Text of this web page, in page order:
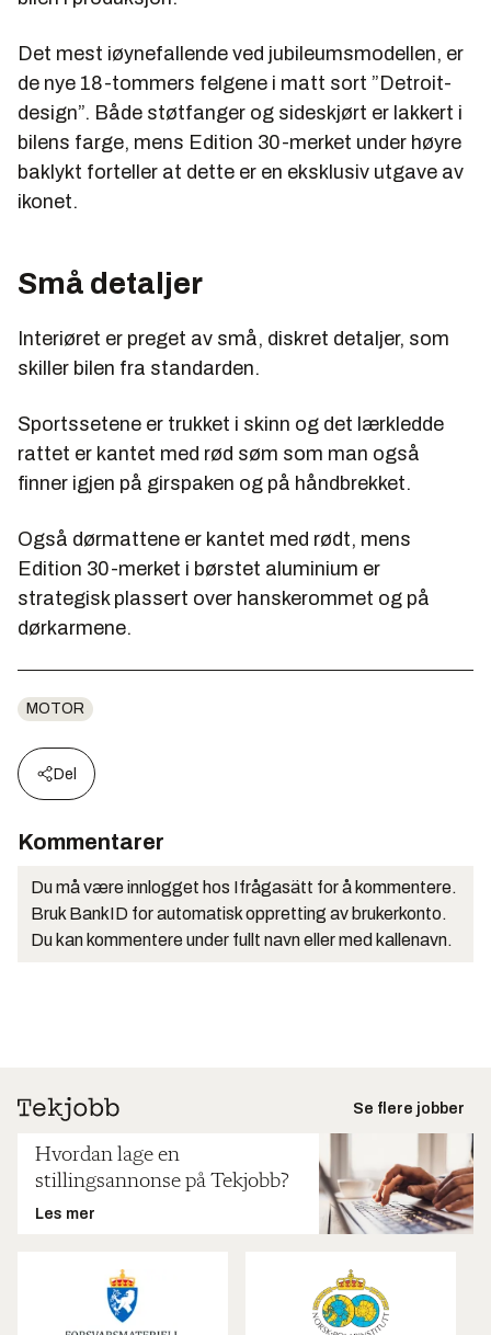
Det mest iøynefallende ved jubileumsmodellen, er
de nye 18-tommers felgene i matt sort ”Detroit-
design”. Både støtfanger og sideskjørt er lakkert i
bilens farge, mens Edition 30-merket under høyre
baklykt forteller at dette er en eksklusiv utgave av
ikonet.
Små detaljer
Interiøret er preget av små, diskret detaljer, som
skiller bilen fra standarden.
Sportssetene er trukket i skinn og det lærkledde
rattet er kantet med rød søm som man også
finner igjen på girspaken og på håndbrekket.
Også dørmattene er kantet med rødt, mens
Edition 30-merket i børstet aluminium er
strategisk plassert over hanskerommet og på
dørkarmene.
MOTOR
Del
Kommentarer
Du må være innlogget hos Ifrågasätt for å kommentere.
Bruk BankID for automatisk oppretting av brukerkonto.
Du kan kommentere under fullt navn eller med kallenavn.
Se flere jobber
Hvordan lage en
stillingsannonse på Tekjobb?
Les mer